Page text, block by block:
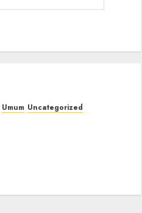
Umum Uncategorized